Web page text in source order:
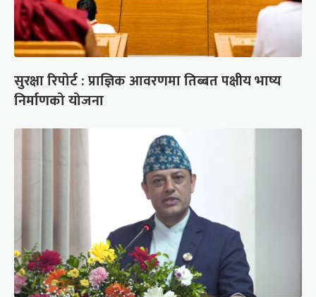
सुरक्षा रिपोर्ट : प्राज्ञिक आवरणमा तिब्बत पक्षीय भाष्य
निर्माणको योजना